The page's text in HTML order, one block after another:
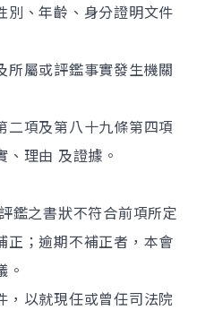
別、年齡、身分證明文件
所屬或評鑑事實發生機關
二項及第八十九條第四項
理由 及證據。
鑑之書狀不符合前項所定
正；逾期不補正者，本會
。
，以就現任或曾任司法院